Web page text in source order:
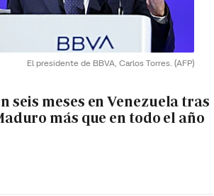
El presidente de BBVA, Carlos Torres. (AFP)
seis meses en Venezuela tras
más que en todo el año